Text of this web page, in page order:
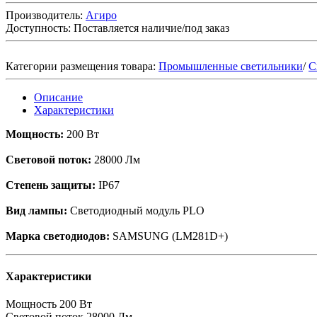
Производитель: Агиро
Доступность: Поставляется наличие/под заказ
Категории размещения товара: Промышленные светильники/
Описание
Характеристики
Мощность: 200 Вт
Световой поток: 28000 Лм
Степень защиты: IP67
Вид лампы: Светодиодный модуль PLO
Марка светодиодов: SAMSUNG (LM281D+)
Характеристики
Мощность 200 Вт